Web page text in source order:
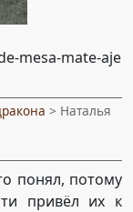
mesa-mate-aje
> Наталья
понял, потому
привёл их к